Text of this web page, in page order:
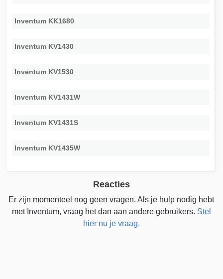
Inventum KK1680
Inventum KV1430
Inventum KV1530
Inventum KV1431W
Inventum KV1431S
Inventum KV1435W
Reacties
Er zijn momenteel nog geen vragen. Als je hulp nodig hebt
met Inventum, vraag het dan aan andere gebruikers. Stel
hier nu je vraag.